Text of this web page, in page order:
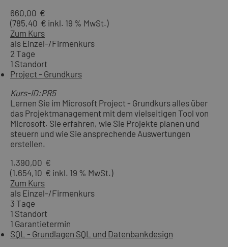
660,00 €
(785,40 € inkl. 19 % MwSt.)
Zum Kurs
als Einzel-/Firmenkurs
2 Tage
1 Standort
Project - Grundkurs
Kurs-ID:PR5
Lernen Sie im Microsoft Project - Grundkurs alles über
das Projektmanagement mit dem vielseitigen Tool von
Microsoft. Sie erfahren, wie Sie Projekte planen und
steuern und wie Sie ansprechende Auswertungen
erstellen.
1.390,00 €
(1.654,10 € inkl. 19 % MwSt.)
Zum Kurs
als Einzel-/Firmenkurs
3 Tage
1 Standort
1 Garantietermin
SQL - Grundlagen SQL und Datenbankdesign